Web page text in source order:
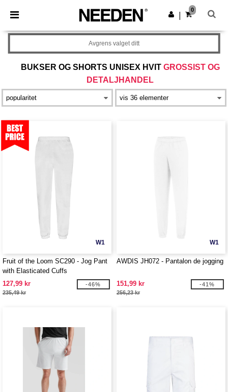
× Needen-app
Bedre priser i appen!
Last ned app
0
BUKSER OG SHORTS UNISEX HVIT GROSSIST OG
DETALJHANDEL
Avgrens valget ditt
W1
Fruit of the Loom SC290 - Jog Pant
with Elasticated Cuffs
127,99 kr
235,49 kr
-46%
W1
AWDIS JH072 - Pantalon de jogging
151,99 kr
256,23 kr
-41%